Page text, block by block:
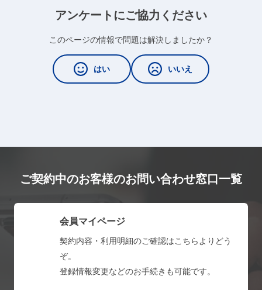
アンケートにご協力ください
このページの情報で問題は解決しましたか？
はい いいえ
ご契約中のお客様のお問い合わせ窓口一覧
会員マイページ
契約内容・利用明細のご確認はこちらよりどう
ぞ。
登録情報変更などのお手続きも可能です。